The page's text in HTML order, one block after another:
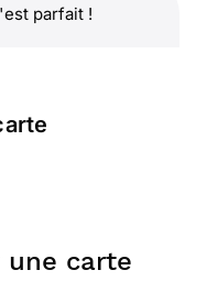
parfait !
carte